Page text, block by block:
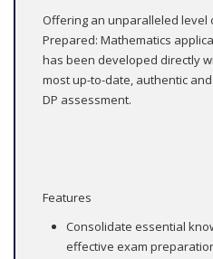
Offering an unparalleled level
Prepared: Mathematics
has been developed directly
most up-to-date, authentic
DP assessment.
Features
Consolidate essential
effective exam